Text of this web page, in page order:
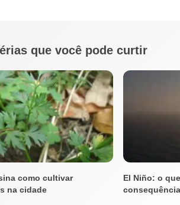
que você pode curtir
como cultivar
na cidade
El Niño: o